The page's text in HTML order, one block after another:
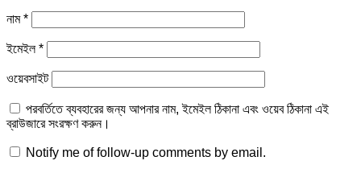
নাম*
ইমেইল*
ওয়েবসাইট
পরবর্তিতে ব্যবহারের জন্য আপনার নাম, ইমেইল ঠিকানা এবং ওয়েব ঠিকানা এই
ব্রাউজারে সংরক্ষণ করুন।
Notify me of follow-up comments by email.